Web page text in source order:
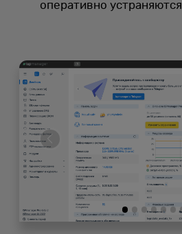
оперативно устраняются